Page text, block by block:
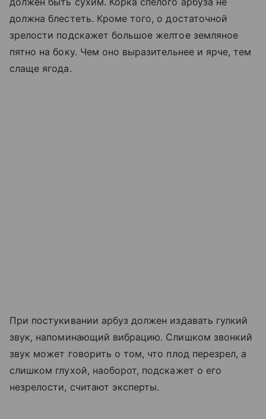
должна блестеть. Кроме того, о достаточной
зрелости подскажет большое желтое земляное
пятно на боку. Чем оно выразительнее и ярче, тем
слаще ягода.
При постукивании арбуз должен издавать гулкий
звук, напоминающий вибрацию. Слишком звонкий
звук может говорить о том, что плод перезрел, а
слишком глухой, наоборот, подскажет о его
незрелости, считают эксперты.